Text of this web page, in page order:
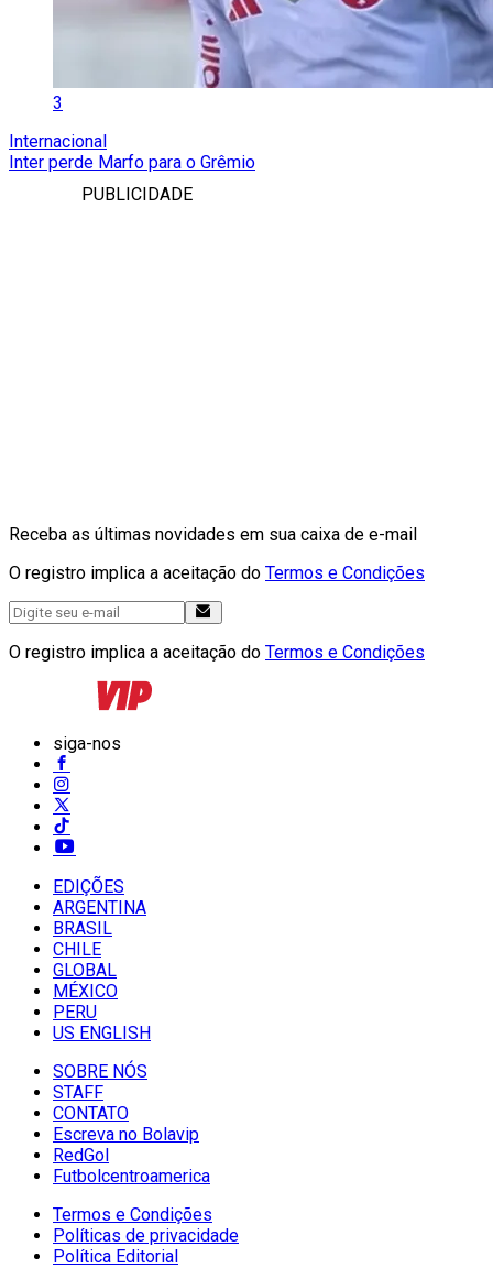
3
Internacional
Inter perde Marfo para o Grêmio
PUBLICIDADE
Receba as últimas novidades em sua caixa de e-mail
O registro implica a aceitação do Termos e Condições
O registro implica a aceitação do Termos e Condições
siga-nos
EDIÇÕES
ARGENTINA
BRASIL
CHILE
GLOBAL
MÉXICO
PERU
US ENGLISH
SOBRE NÓS
STAFF
CONTATO
Escreva no Bolavip
RedGol
Futbolcentroamerica
Termos e Condições
Políticas de privacidade
Política Editorial